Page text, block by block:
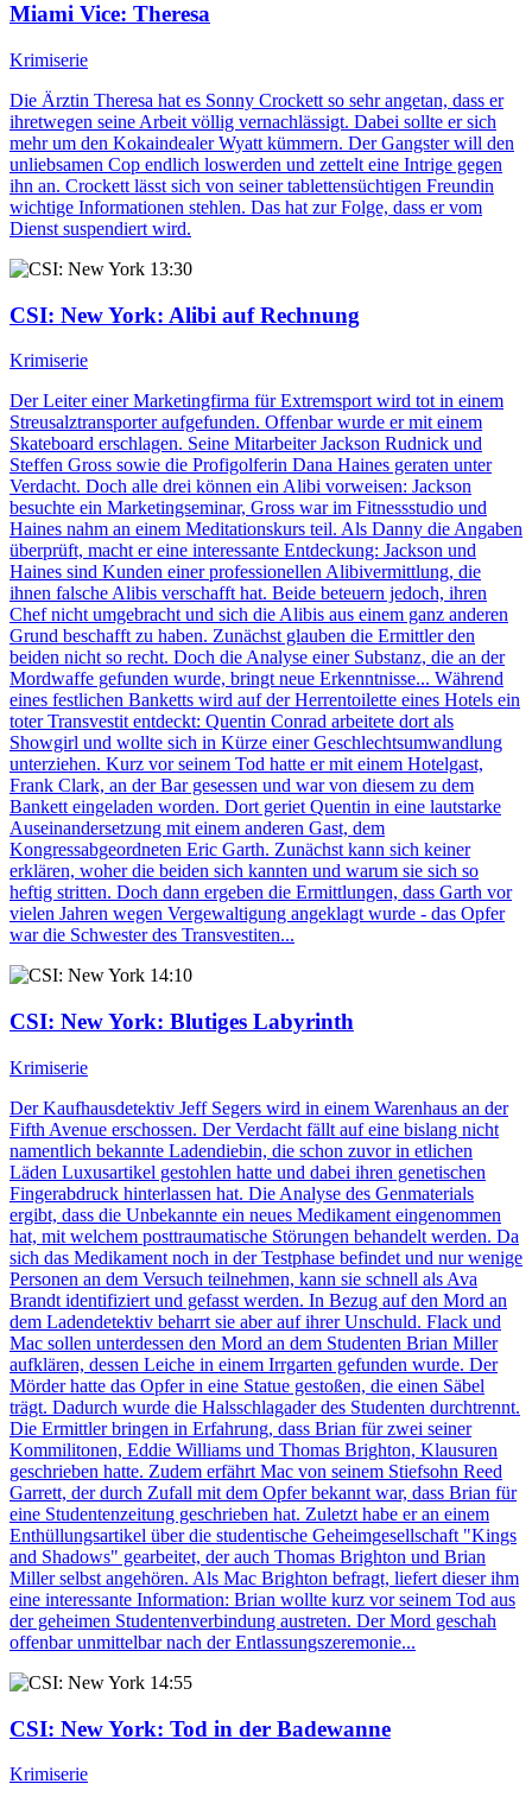
Miami Vice: Theresa
Krimiserie
Die Ärztin Theresa hat es Sonny Crockett so sehr angetan, dass er
ihretwegen seine Arbeit völlig vernachlässigt. Dabei sollte er sich
mehr um den Kokaindealer Wyatt kümmern. Der Gangster will den
unliebsamen Cop endlich loswerden und zettelt eine Intrige gegen
ihn an. Crockett lässt sich von seiner tablettensüchtigen Freundin
wichtige Informationen stehlen. Das hat zur Folge, dass er vom
Dienst suspendiert wird.
13:30
CSI: New York: Alibi auf Rechnung
Krimiserie
Der Leiter einer Marketingfirma für Extremsport wird tot in einem
Streusalztransporter aufgefunden. Offenbar wurde er mit einem
Skateboard erschlagen. Seine Mitarbeiter Jackson Rudnick und
Steffen Gross sowie die Profigolferin Dana Haines geraten unter
Verdacht. Doch alle drei können ein Alibi vorweisen: Jackson
besuchte ein Marketingseminar, Gross war im Fitnessstudio und
Haines nahm an einem Meditationskurs teil. Als Danny die Angaben
überprüft, macht er eine interessante Entdeckung: Jackson und
Haines sind Kunden einer professionellen Alibivermittlung, die
ihnen falsche Alibis verschafft hat. Beide beteuern jedoch, ihren
Chef nicht umgebracht und sich die Alibis aus einem ganz anderen
Grund beschafft zu haben. Zunächst glauben die Ermittler den
beiden nicht so recht. Doch die Analyse einer Substanz, die an der
Mordwaffe gefunden wurde, bringt neue Erkenntnisse... Während
eines festlichen Banketts wird auf der Herrentoilette eines Hotels ein
toter Transvestit entdeckt: Quentin Conrad arbeitete dort als
Showgirl und wollte sich in Kürze einer Geschlechtsumwandlung
unterziehen. Kurz vor seinem Tod hatte er mit einem Hotelgast,
Frank Clark, an der Bar gesessen und war von diesem zu dem
Bankett eingeladen worden. Dort geriet Quentin in eine lautstarke
Auseinandersetzung mit einem anderen Gast, dem
Kongressabgeordneten Eric Garth. Zunächst kann sich keiner
erklären, woher die beiden sich kannten und warum sie sich so
heftig stritten. Doch dann ergeben die Ermittlungen, dass Garth vor
vielen Jahren wegen Vergewaltigung angeklagt wurde - das Opfer
war die Schwester des Transvestiten...
14:10
CSI: New York: Blutiges Labyrinth
Krimiserie
Der Kaufhausdetektiv Jeff Segers wird in einem Warenhaus an der
Fifth Avenue erschossen. Der Verdacht fällt auf eine bislang nicht
namentlich bekannte Ladendiebin, die schon zuvor in etlichen
Läden Luxusartikel gestohlen hatte und dabei ihren genetischen
Fingerabdruck hinterlassen hat. Die Analyse des Genmaterials
ergibt, dass die Unbekannte ein neues Medikament eingenommen
hat, mit welchem posttraumatische Störungen behandelt werden. Da
sich das Medikament noch in der Testphase befindet und nur wenige
Personen an dem Versuch teilnehmen, kann sie schnell als Ava
Brandt identifiziert und gefasst werden. In Bezug auf den Mord an
dem Ladendetektiv beharrt sie aber auf ihrer Unschuld. Flack und
Mac sollen unterdessen den Mord an dem Studenten Brian Miller
aufklären, dessen Leiche in einem Irrgarten gefunden wurde. Der
Mörder hatte das Opfer in eine Statue gestoßen, die einen Säbel
trägt. Dadurch wurde die Halsschlagader des Studenten durchtrennt.
Die Ermittler bringen in Erfahrung, dass Brian für zwei seiner
Kommilitonen, Eddie Williams und Thomas Brighton, Klausuren
geschrieben hatte. Zudem erfährt Mac von seinem Stiefsohn Reed
Garrett, der durch Zufall mit dem Opfer bekannt war, dass Brian für
eine Studentenzeitung geschrieben hat. Zuletzt habe er an einem
Enthüllungsartikel über die studentische Geheimgesellschaft "Kings
and Shadows" gearbeitet, der auch Thomas Brighton und Brian
Miller selbst angehören. Als Mac Brighton befragt, liefert dieser ihm
eine interessante Information: Brian wollte kurz vor seinem Tod aus
der geheimen Studentenverbindung austreten. Der Mord geschah
offenbar unmittelbar nach der Entlassungszeremonie...
14:55
CSI: New York: Tod in der Badewanne
Krimiserie